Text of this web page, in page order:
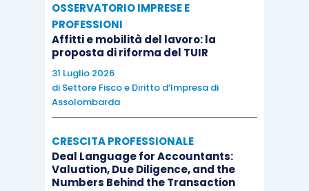
OSSERVATORIO IMPRESE E
PROFESSIONI
Affitti e mobilità del lavoro: la
proposta di riforma del TUIR
31 Luglio 2026
di Settore Fisco e Diritto d’Impresa di
Assolombarda
CRESCITA PROFESSIONALE
Deal Language for Accountants:
Valuation, Due Diligence, and the
Numbers Behind the Transaction